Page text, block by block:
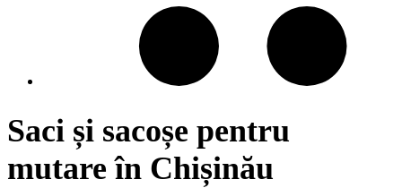
Saci și sacoșe pentru
mutare în Chișinău